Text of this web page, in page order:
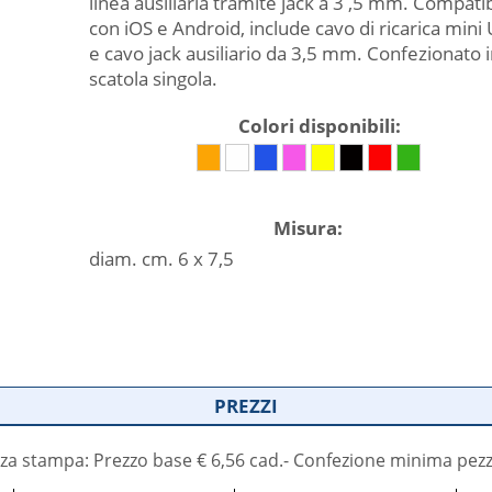
con iOS e Android, include cavo di ricarica mini
e cavo jack ausiliario da 3,5 mm. Confezionato
scatola singola.
Colori disponibili:
Misura:
diam. cm. 6 x 7,5
PREZZI
stampa: Prezzo base € 6,56 cad.- Confezione minima